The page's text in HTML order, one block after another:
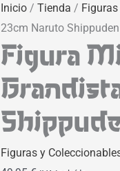
Inicio /Tienda /
23cm Naruto
Figura
Figuras y
Banpresto
cantidad